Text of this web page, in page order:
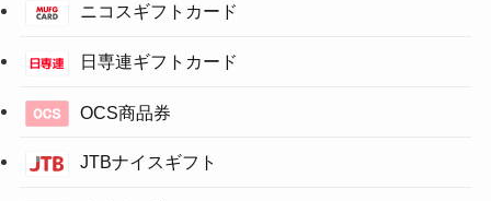
ニコスギフトカード
日専連ギフトカード
OCS商品券
JTBナイスギフト